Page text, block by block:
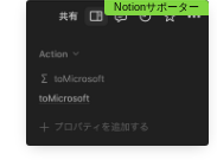
Notionサポーター